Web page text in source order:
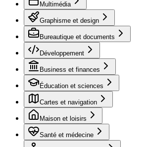
Multimédia
Graphisme et design
Bureautique et documents
Développement
Business et finances
Éducation et sciences
Cartes et navigation
Maison et loisirs
Santé et médecine